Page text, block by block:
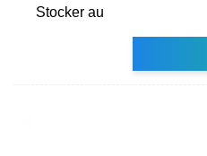
Stocker au